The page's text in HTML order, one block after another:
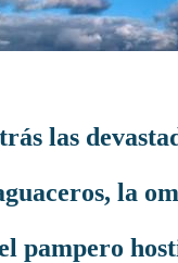
las
la
pampero